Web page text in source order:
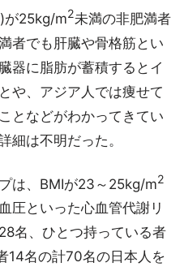
が25kg/m2未満の非肥満者
者でも肝臓や骨格筋とい
器に脂肪が蓄積するとイ
や、アジア人では痩せて
となどがわかってきてい
細は不明だった。
は、BMIが23～25kg/m2
圧といった心血管代謝リ
名、ひとつ持っている者
14名の計70名の日本人を